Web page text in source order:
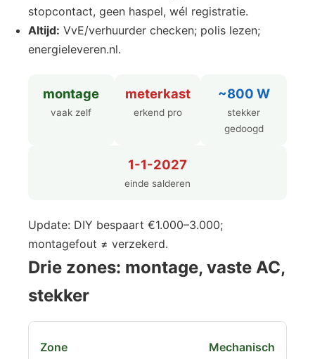
stopcontact, geen haspel, wél registratie.
Altijd: VvE/verhuurder checken; polis lezen;
energieleveren.nl.
montage
vaak zelf
meterkast
erkend pro
~800 W
stekker
gedoogd
1-1-2027
einde salderen
Update: DIY bespaart €1.000–3.000;
montagefout ≠ verzekerd.
Drie zones: montage, vaste AC,
stekker
Mechanisch